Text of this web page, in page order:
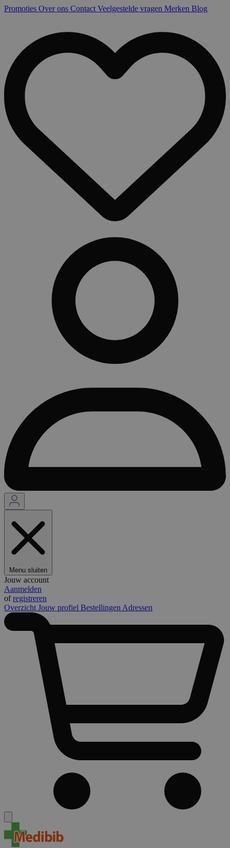
Promoties Over ons Contact Veelgestelde vragen Merken Blog
Menu sluiten
Jouw account
Aanmelden
ofregistreren
Overzicht Jouw profiel Bestellingen Adressen